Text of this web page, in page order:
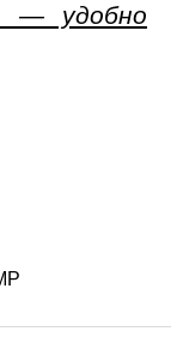
— удобно